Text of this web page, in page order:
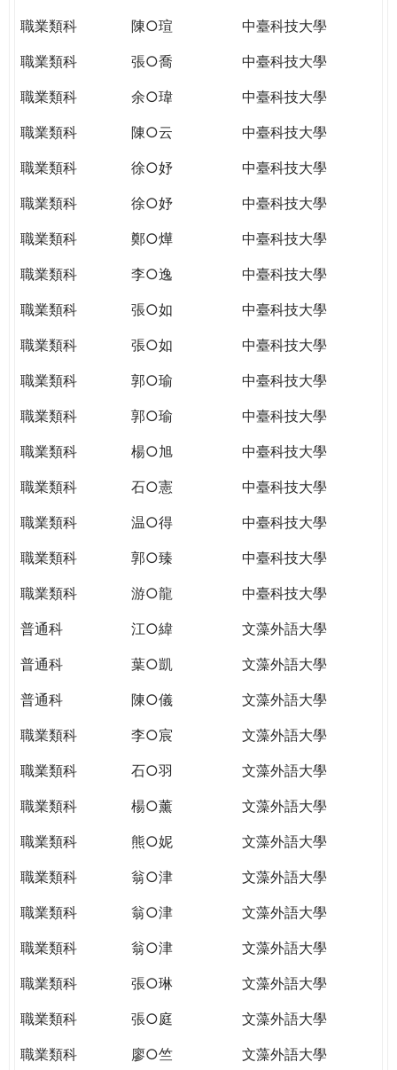
職業類科
陳○瑄
中臺科技大學
職業類科
張○喬
中臺科技大學
職業類科
余○瑋
中臺科技大學
職業類科
陳○云
中臺科技大學
職業類科
徐○妤
中臺科技大學
職業類科
徐○妤
中臺科技大學
職業類科
鄭○燁
中臺科技大學
職業類科
李○逸
中臺科技大學
職業類科
張○如
中臺科技大學
職業類科
張○如
中臺科技大學
職業類科
郭○瑜
中臺科技大學
職業類科
郭○瑜
中臺科技大學
職業類科
楊○旭
中臺科技大學
職業類科
石○憲
中臺科技大學
職業類科
温○得
中臺科技大學
職業類科
郭○臻
中臺科技大學
職業類科
游○龍
中臺科技大學
普通科
江○緯
文藻外語大學
普通科
葉○凱
文藻外語大學
普通科
陳○儀
文藻外語大學
職業類科
李○宸
文藻外語大學
職業類科
石○羽
文藻外語大學
職業類科
楊○薰
文藻外語大學
職業類科
熊○妮
文藻外語大學
職業類科
翁○津
文藻外語大學
職業類科
翁○津
文藻外語大學
職業類科
翁○津
文藻外語大學
職業類科
張○琳
文藻外語大學
職業類科
張○庭
文藻外語大學
職業類科
廖○竺 文藻外語大學